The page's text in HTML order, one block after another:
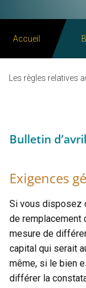
Accueil
Les règles relatives
Bulletin
Exigences
Si vous disposez
de remplacement
mesure de
capital qui serait
même, si le bien
différer la